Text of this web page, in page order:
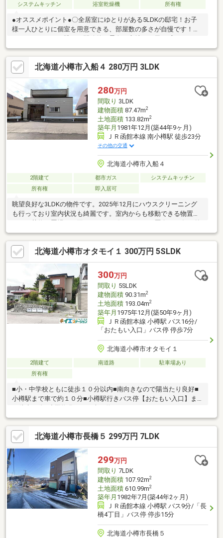
システムキッチン
浴室乾燥機 所有権
●オススメポイント●〇全居室にゆとりがある5LDKの邸宅！お子
様一人ひとりに個室を用意できる、部屋数の多さが自慢です！〇
ウッドデッキから眺める開放的な景色！心地よい風を感じなが
ら、深呼吸したくなる場所♪〇お料理が捗る大容量のキッチン収
納！大きな鍋や調理家電もスッキリ収まり、作業も楽々です！〇
足を伸ばしてリラックスできる広々バスルーム！お子様との入浴
もゆったり楽しめるサイズです！〇275㎡超の広々とした敷地！
お庭でのガーデニングや、お子様の外遊びも思い切り楽しめます♪
〇玄関や廊下に充実の収納スペース！家族全員の靴や掃除道具も
見せずに綺麗に片付きます！お気軽にお問合せくださいませ♪
北海道小樽市入船４ 280万円 3LDK
280万円
間取り 3LDK
建物面積87.47m2
土地面積133.82m2
築年月 1981年12月(築44年9ヶ月)
ＪＲ函館本線 南小樽駅 徒歩23分
その他の交通
北海道小樽市入船４
2階建て 都市ガス
システムキッチン
所有権
即入居可
眺望良好な3LDKの物件です。2025年12月にハウスクリーニング
も行っており室内状況も綺麗です。室内からも移動できる物置き
壁張替2022年 屋根塗装2024年 トイレ・ストーブ・床暖交換〇
周辺環境〇ラルズマートおたる山の手店 徒歩10分セイコーマー
ト小樽入船店 徒歩13分小樽入船郵便局 徒歩7分小樽公園 徒
歩15分小樽脳・循環器病院 徒歩15分ツルハドラッグ小樽奥沢
店 徒歩22分北海道信用金庫入船支店 徒歩17分
北海道小樽市オタモイ１ 300万円 5SLDK
300万円
間取り 5SLDK
建物面積90.31m2
土地面積193.04m2
築年月 1975年12月(築50年9ヶ月)
ＪＲ函館本線 小樽駅 バス16分/
「おたもい入口」バス停 停歩7分
北海道小樽市オタモイ１
2階建て 南道路
駐車場あり
所有権
■小・中学校ともに徒歩１０分以内■南向きなので陽当たり良好■
小樽駅まで車で約１０分■小樽駅行きバス停【おたもい入口】ま
で徒歩７分■小樽塩谷ICまで車で約１０
【学校】・小樽市立幸 徒歩 8分（650ｍ）・小樽市立長橋
徒歩 10分（850ｍ）【周辺環境】・ローソン 小樽オタモイ一丁
目店 徒歩 ６分（520ｍ）・さいわいまるしぇ 徒
歩 １１分（873ｍ）・サツドラ小樽長橋店 徒歩
１８分（1807ｍ）・スーパーアークス 長橋店 徒歩 ２７
分（2297ｍ）
北海道小樽市長橋５ 299万円 7LDK
299万円
間取り 7LDK
建物面積107.92m2
土地面積610.99m2
築年月 1982年7月(築44年2ヶ月)
ＪＲ函館本線 小樽駅 バス9分/「長
橋4丁目」バス停 停歩15分
北海道小樽市長橋５